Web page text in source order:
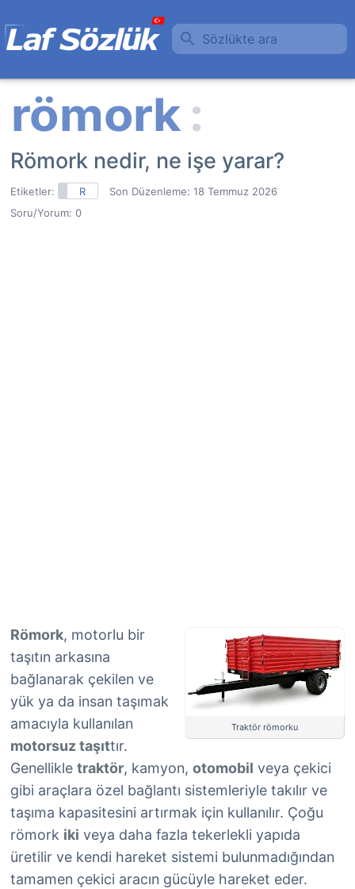
Sözlükte ara
Römork nedir, ne işe yarar?
Etiketler: R Son Düzenleme: 18 Temmuz 2026
Soru/Yorum: 0
Traktör römorku
Römork, motorlu bir
taşıtın arkasına
bağlanarak çekilen ve
yük ya da insan taşımak
amacıyla kullanılan
motorsuz taşıttır.
Genellikle traktör, kamyon, otomobil veya çekici
gibi araçlara özel bağlantı sistemleriyle takılır ve
taşıma kapasitesini artırmak için kullanılır. Çoğu
römork iki veya daha fazla tekerlekli yapıda
üretilir ve kendi hareket sistemi bulunmadığından
tamamen çekici aracın gücüyle hareket eder.